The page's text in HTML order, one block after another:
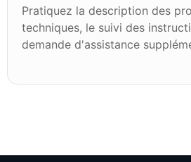
Pratiquez la description des
techniques, le suivi des
demande d'assistance